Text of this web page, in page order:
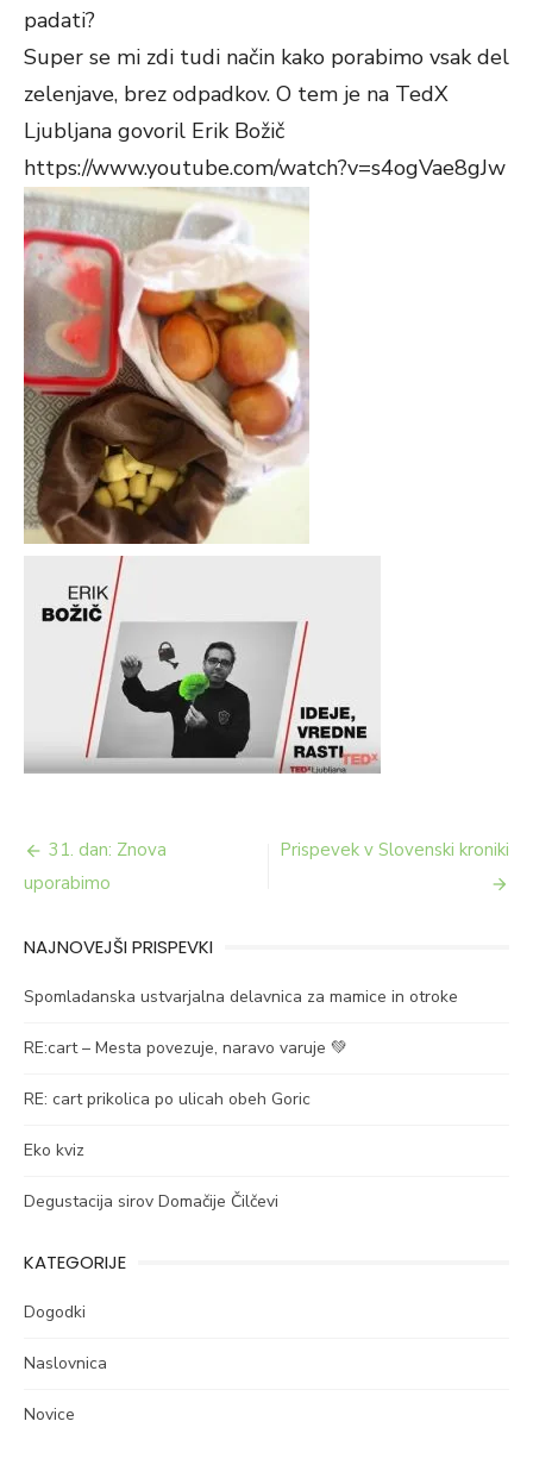
padati?
Super se mi zdi tudi način kako porabimo vsak del
zelenjave, brez odpadkov. O tem je na TedX
Ljubljana govoril Erik Božič
https://www.youtube.com/watch?v=s4ogVae8gJw
Navigacija
prispevka
31. dan: Znova
uporabimo
Prispevek v Slovenski kroniki
NAJNOVEJŠI PRISPEVKI
Spomladanska ustvarjalna delavnica za mamice in otroke
RE:cart – Mesta povezuje, naravo varuje 💚
RE: cart prikolica po ulicah obeh Goric
Eko kviz
Degustacija sirov Domačije Čilčevi
KATEGORIJE
Dogodki
Naslovnica
Novice